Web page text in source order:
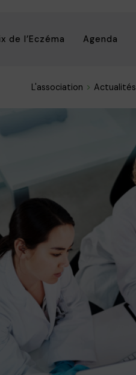
de l’Eczéma Agenda
L'association Actualités